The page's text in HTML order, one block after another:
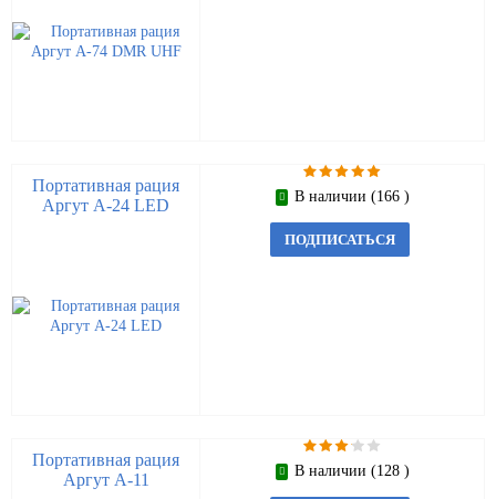
Портативная рация
Аргут А-24 LED
В наличии (166 )
ПОДПИСАТЬСЯ
Портативная рация
Аргут А-11
В наличии (128 )